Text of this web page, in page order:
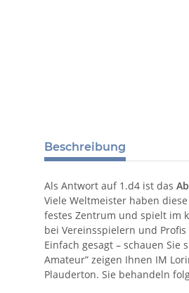
Beschreibung
Als Antwort auf 1.d4 ist das
Viele Weltmeister haben
festes Zentrum und spielt im
bei Vereinsspielern und
Einfach gesagt – schauen Sie
Amateur” zeigen Ihnen IM
Plauderton. Sie behandeln